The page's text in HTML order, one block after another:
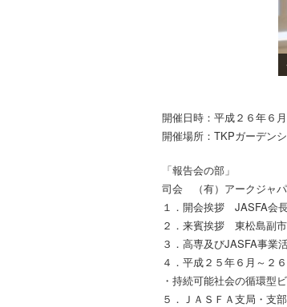
開催日時：平成２６年６
開催場所：TKPガーデン
「報告会の部」
司会 （有）アークジャ
１．開会挨拶 JASFA会
２．来賓挨拶 東松島
３．高専及びJASFA事
４．平成２５年６月～２
・持続可能社会の循環
５．ＪＡＳＦＡ支局・支